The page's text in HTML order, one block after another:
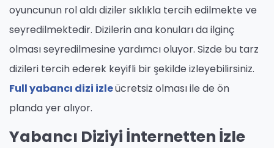
oyuncunun rol aldı diziler sıklıkla tercih edilmekte ve
seyredilmektedir. Dizilerin ana konuları da ilginç
olması seyredilmesine yardımcı oluyor. Sizde bu tarz
dizileri tercih ederek keyifli bir şekilde izleyebilirsiniz.
Full yabancı dizi izleücretsiz olması ile de ön
planda yer alıyor.
Yabancı Diziyi İnternetten İzle